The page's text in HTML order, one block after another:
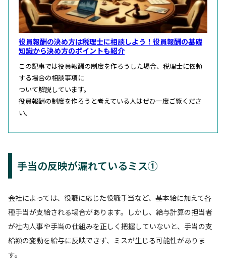
役員報酬の決め方は税理士に相談しよう！役員報酬の基礎
知識から決め方のポイントも紹介
この記事では役員報酬の制度を作ろうした場合、税理士に依頼
する場合の相談事項に
ついて解説しています。
役員報酬の制度を作ろうと考えている人はぜひ一度ご覧くださ
い。
手当の反映が漏れているミス①
会社によっては、役職に応じた役職手当など、基本給に加えて各
種手当が支給される場合があります。しかし、給与計算の担当者
が社内人事や手当の仕組みを正しく把握していないと、手当の支
給額の変動を給与に反映できず、ミスが生じる可能性がありま
す。